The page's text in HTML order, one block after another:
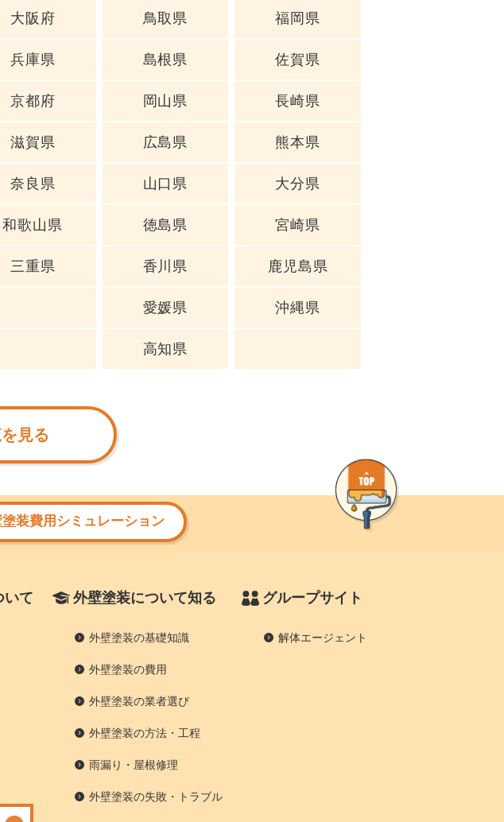
大阪府
兵庫県
京都府
滋賀県
奈良県
和歌山県
三重県
鳥取県
島根県
岡山県
広島県
山口県
徳島県
香川県
愛媛県
高知県
福岡県
佐賀県
長崎県
熊本県
大分県
宮崎県
鹿児島県
沖縄県
見る
装費用シミュレーション
いて 外壁塗装について知る
外壁塗装の基礎知識
外壁塗装の費用
外壁塗装の業者選び
外壁塗装の方法・工程
雨漏り・屋根修理
外壁塗装の失敗・トラブル
グループサイト
解体エージェント